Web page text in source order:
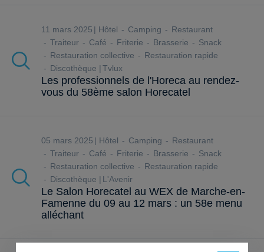
11 mars 2025 Hôtel Camping
Restaurant
Traiteur
Café Friterie Brasserie
Snack
Restauration collective
Restauration rapide
Discothèque
Tvlux
Les professionnels de l'Horeca au rendez-
vous du 58ème salon Horecatel
05 mars 2025 Hôtel Camping
Restaurant
Traiteur
Café Friterie Brasserie
Snack
Restauration collective
Restauration rapide
Discothèque
L'Avenir
Le Salon Horecatel au WEX de Marche-en-
Famenne du 09 au 12 mars : un 58e menu
alléchant